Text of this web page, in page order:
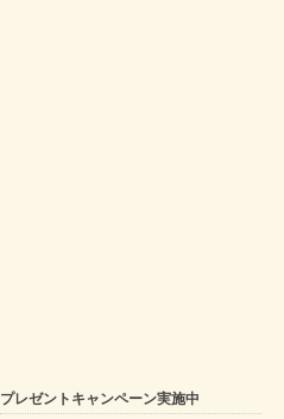
プレゼントキャンペーン実施中